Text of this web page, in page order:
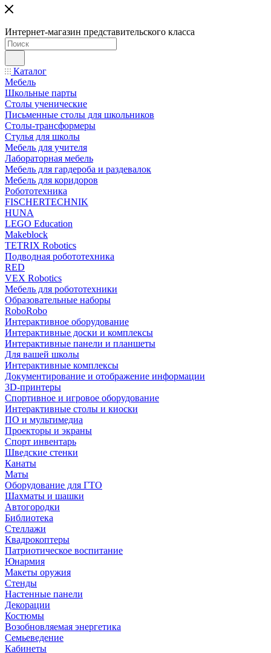
Интернет-магазин представительского класса
Каталог
Мебель
Школьные парты
Столы ученические
Письменные столы для школьников
Столы-трансформеры
Стулья для школы
Мебель для учителя
Лабораторная мебель
Мебель для гардероба и раздевалок
Мебель для коридоров
Робототехника
FISCHERTECHNIK
HUNA
LEGO Education
Makeblock
TETRIX Robotics
Подводная робототехника
RED
VEX Robotics
Мебель для робототехники
Образовательные наборы
RoboRobo
Интерактивное оборудование
Интерактивные доски и комплексы
Интерактивные панели и планшеты
Для вашей школы
Интерактивные комплексы
Документирование и отображение информации
3D-принтеры
Спортивное и игровое оборудование
Интерактивные столы и киоски
ПО и мультимедиа
Проекторы и экраны
Спорт инвентарь
Шведские стенки
Канаты
Маты
Оборудование для ГТО
Шахматы и шашки
Автогородки
Библиотека
Стеллажи
Квадрокоптеры
Патриотическое воспитание
Юнармия
Макеты оружия
Стенды
Настенные панели
Декорации
Костюмы
Возобновляемая энергетика
Семьеведение
Кабинеты